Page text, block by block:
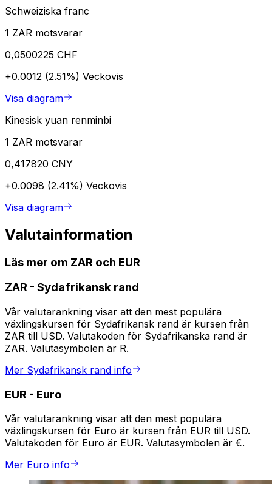
Schweiziska franc
1 ZAR motsvarar
0,0500225 CHF
+0.0012 (2.51%) Veckovis
Visa diagram
Kinesisk yuan renminbi
1 ZAR motsvarar
0,417820 CNY
+0.0098 (2.41%) Veckovis
Visa diagram
Valutainformation
Läs mer om ZAR och EUR
ZAR - Sydafrikansk rand
Vår valutarankning visar att den mest populära
växlingskursen för Sydafrikansk rand är kursen från
ZAR till USD. Valutakoden för Sydafrikanska rand är
ZAR. Valutasymbolen är R.
Mer Sydafrikansk rand info
EUR - Euro
Vår valutarankning visar att den mest populära
växlingskursen för Euro är kursen från EUR till USD.
Valutakoden för Euro är EUR. Valutasymbolen är €.
Mer Euro info